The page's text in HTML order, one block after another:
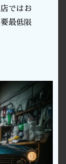
ではお
最低限